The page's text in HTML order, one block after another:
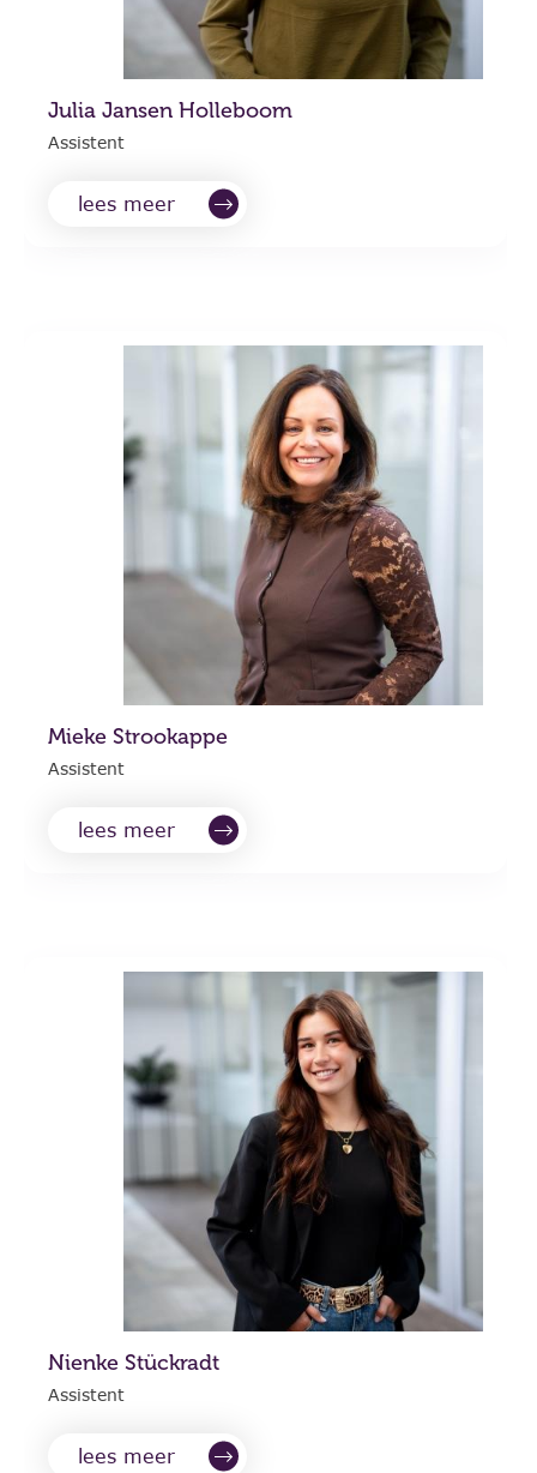
Julia Jansen Holleboom
Assistent
lees meer
Mieke Strookappe
Assistent
lees meer
Nienke Stückradt
Assistent
lees meer